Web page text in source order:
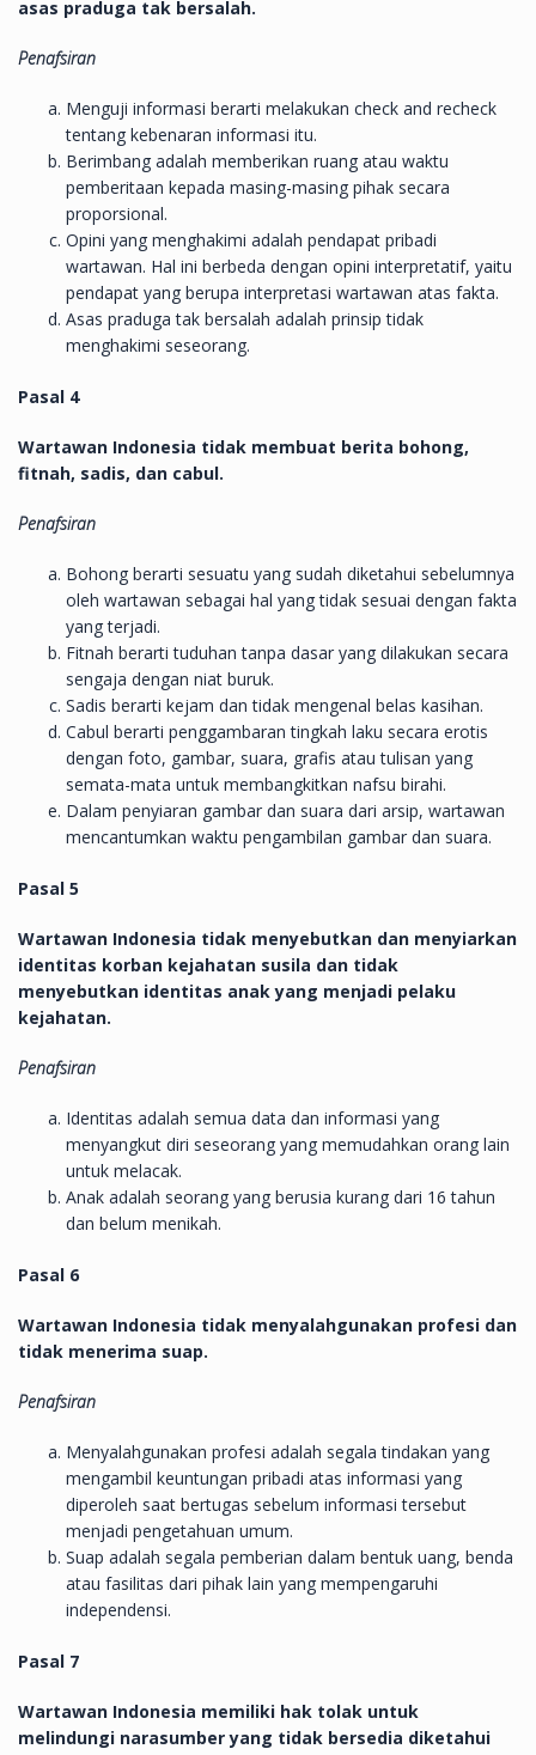
asas praduga tak bersalah.
Penafsiran
Menguji informasi berarti melakukan check and recheck
tentang kebenaran informasi itu.
Berimbang adalah memberikan ruang atau waktu
pemberitaan kepada masing-masing pihak secara
proporsional.
Opini yang menghakimi adalah pendapat pribadi
wartawan. Hal ini berbeda dengan opini interpretatif, yaitu
pendapat yang berupa interpretasi wartawan atas fakta.
Asas praduga tak bersalah adalah prinsip tidak
menghakimi seseorang.
Pasal 4
Wartawan Indonesia tidak membuat berita bohong,
fitnah, sadis, dan cabul.
Penafsiran
Bohong berarti sesuatu yang sudah diketahui sebelumnya
oleh wartawan sebagai hal yang tidak sesuai dengan fakta
yang terjadi.
Fitnah berarti tuduhan tanpa dasar yang dilakukan secara
sengaja dengan niat buruk.
Sadis berarti kejam dan tidak mengenal belas kasihan.
Cabul berarti penggambaran tingkah laku secara erotis
dengan foto, gambar, suara, grafis atau tulisan yang
semata-mata untuk membangkitkan nafsu birahi.
Dalam penyiaran gambar dan suara dari arsip, wartawan
mencantumkan waktu pengambilan gambar dan suara.
Pasal 5
Wartawan Indonesia tidak menyebutkan dan menyiarkan
identitas korban kejahatan susila dan tidak
menyebutkan identitas anak yang menjadi pelaku
kejahatan.
Penafsiran
Identitas adalah semua data dan informasi yang
menyangkut diri seseorang yang memudahkan orang lain
untuk melacak.
Anak adalah seorang yang berusia kurang dari 16 tahun
dan belum menikah.
Pasal 6
Wartawan Indonesia tidak menyalahgunakan profesi dan
tidak menerima suap.
Penafsiran
Menyalahgunakan profesi adalah segala tindakan yang
mengambil keuntungan pribadi atas informasi yang
diperoleh saat bertugas sebelum informasi tersebut
menjadi pengetahuan umum.
Suap adalah segala pemberian dalam bentuk uang, benda
atau fasilitas dari pihak lain yang mempengaruhi
independensi.
Pasal 7
Wartawan Indonesia memiliki hak tolak untuk
melindungi narasumber yang tidak bersedia diketahui